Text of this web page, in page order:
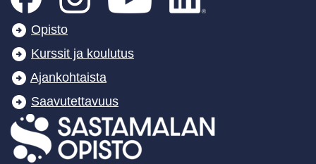
Opisto
Kurssit ja koulutus
Ajankohtaista
Saavutettavuus